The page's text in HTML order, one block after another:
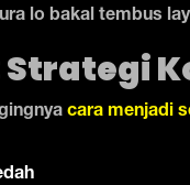
lo bakal tembus
Strategi
cara menjadi